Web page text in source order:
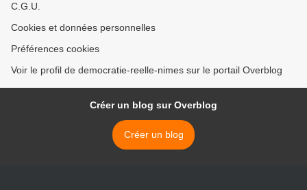
C.G.U.
Cookies et données personnelles
Préférences cookies
Voir le profil de democratie-reelle-nimes sur le portail Overblog
Créer un blog sur Overblog
Créer un blog